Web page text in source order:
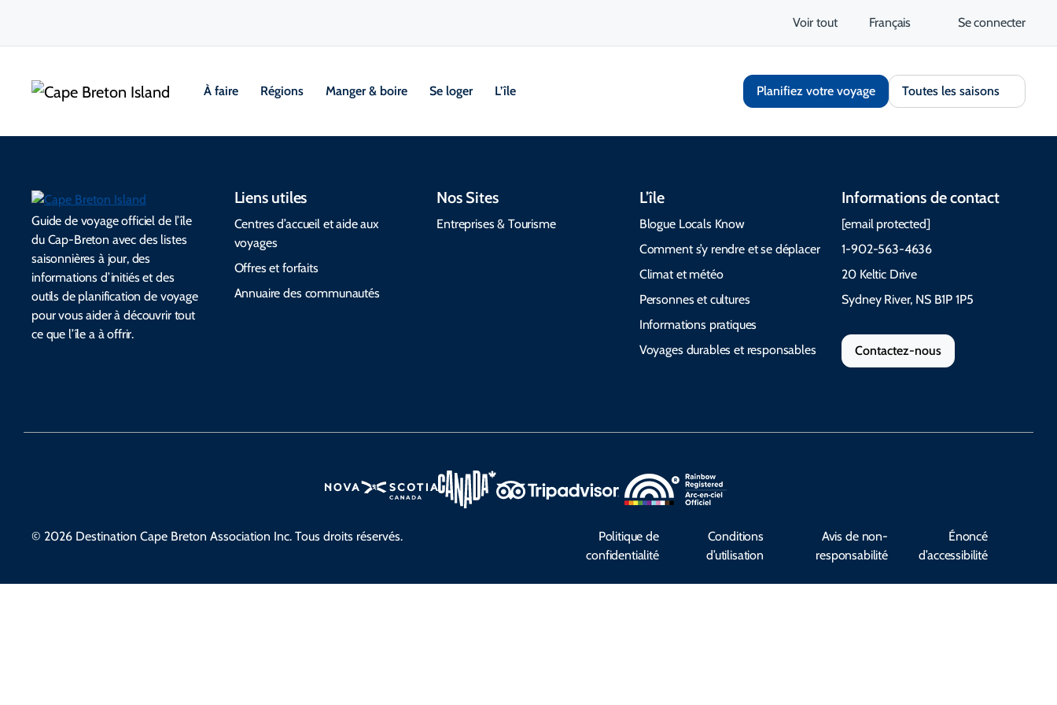
Voir tout Français Se connecter
À faire Régions Manger & boire Se loger L’île Planifiez votre voyage Toutes les saisons
Guide de voyage officiel de l’île
du Cap-Breton avec des listes
saisonnières à jour, des
informations d’initiés et des
outils de planification de voyage
pour vous aider à découvrir tout
ce que l’île a à offrir.
Liens utiles
Centres d’accueil et aide aux
voyages
Offres et forfaits
Annuaire des communautés
Nos Sites
Entreprises & Tourisme
L’île
Blogue Locals Know
Comment s’y rendre et se déplacer
Climat et météo
Personnes et cultures
Informations pratiques
Voyages durables et responsables
Informations de contact
[email protected]
1-902-563-4636
20 Keltic Drive
Sydney River, NS B1P 1P5
Contactez-nous
© 2026 Destination Cape Breton Association Inc. Tous droits réservés.
Politique de
confidentialité
Conditions
d’utilisation
Avis de non-
responsabilité
Énoncé
d’accessibilité